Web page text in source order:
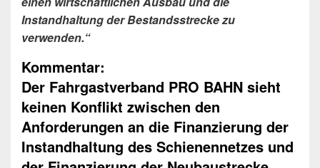
Instandhaltung der Bestandsstrecke zu
verwenden.“
Kommentar:
Der Fahrgastverband PRO BAHN sieht
keinen Konflikt zwischen den
Anforderungen an die Finanzierung der
Instandhaltung des Schienennetzes und